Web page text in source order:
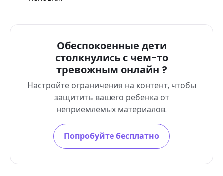
Обеспокоенные дети
столкнулись с чем-то
тревожным онлайн ?
Настройте ограничения на контент, чтобы
защитить вашего ребенка от
неприемлемых материалов.
Попробуйте бесплатно